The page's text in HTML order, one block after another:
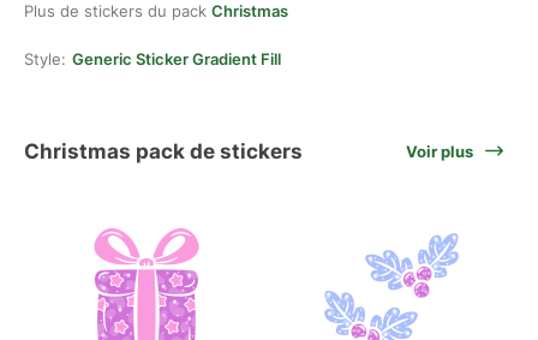
Plus de stickers du pack Christmas
Style: Generic Sticker Gradient Fill
Christmas pack de stickers Voir plus